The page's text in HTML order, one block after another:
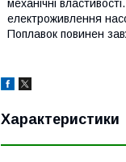
механічні
електроживлення
Поплавок повинен
Характеристики